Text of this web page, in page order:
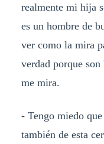
realmente mi hija
es un hombre de
ver como la mira
verdad porque
me mira.
- Tengo miedo
también de esta